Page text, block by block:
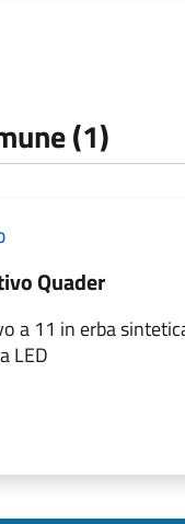
(1)
Quader
a 11 in erba
LED